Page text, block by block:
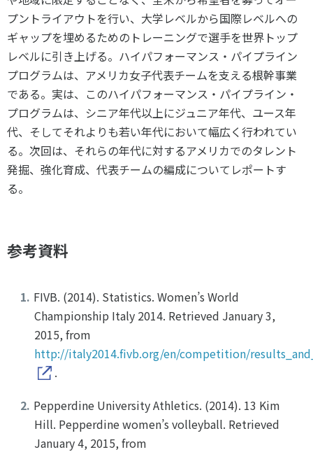
プントライアウトを行い、大学レベルから国際レベルへの
ギャップを埋めるためのトレーニングで選手を世界トップ
レベルに引き上げる。ハイパフォーマンス・パイプライン
プログラムは、アメリカ女子代表チームを支える根幹事業
である。実は、このハイパフォーマンス・パイプライン・
プログラムは、シニア年代以上にジュニア年代、ユース年
代、そしてそれよりも若い年代において幅広く行われてい
る。次回は、それらの年代に対するアメリカでのタレント
発掘、強化育成、代表チームの編成についてレポートす
る。
参考資料
FIVB. (2014). Statistics. Women’s World
Championship Italy 2014. Retrieved January 3,
2015, from
http://italy2014.fivb.org/en/competition/
.
Pepperdine University Athletics. (2014). 13 Kim
Hill. Pepperdine women’s volleyball. Retrieved
January 4, 2015, from